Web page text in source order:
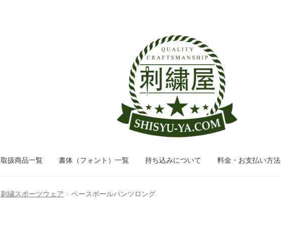
ビ
ゲ
ー
シ
ョ
ン
へ
ス
キ
プ
ン
テ
ン
ツ
へ
ス
キ
ッ
プ
取扱商品一覧 書体（フォント）一覧 持ち込みについて 料金・お支払い方法
刺繍スポーツウェア ベースボールパンツロング